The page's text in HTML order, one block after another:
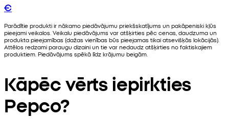
€
Parādītie produkti ir nākamo piedāvājumu priekšskatījums un pakāpeniski kļūs
pieejami veikalos. Veikalu piedāvājums var atšķirties pēc cenas, daudzuma un
produkta pieejamības (dažas vienības būs pieejamas tikai atsevišķās lokācijās).
Attēlos redzami paraugu dizaini un tie var nedaudz atšķirties no faktiskajiem
produktiem. Piedāvājums spēkā līdz krājumu beigām.
Kāpēc vērts iepirkties
Pepco?